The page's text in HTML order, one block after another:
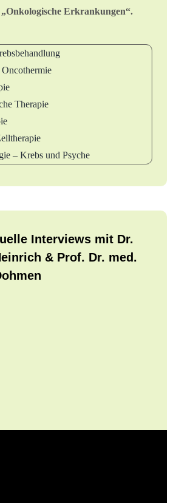
„Onkologische Erkrankungen“.
Therapie
– Krebs und Psyche
Interviews mit Dr.
& Prof. Dr. med.